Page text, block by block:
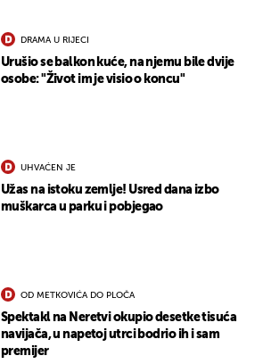
DRAMA U RIJECI
Urušio se balkon kuće, na njemu bile dvije
osobe: "Život im je visio o koncu"
UHVAĆEN JE
Užas na istoku zemlje! Usred dana izbo
muškarca u parku i pobjegao
OD METKOVIĆA DO PLOČA
Spektakl na Neretvi okupio desetke tisuća
navijača, u napetoj utrci bodrio ih i sam
premijer